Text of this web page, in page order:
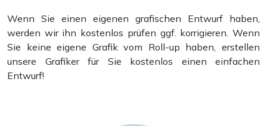
Wenn Sie einen eigenen grafischen Entwurf haben,
werden wir ihn kostenlos prüfen ggf. korrigieren. Wenn
Sie keine eigene Grafik vom Roll-up haben, erstellen
unsere Grafiker für Sie kostenlos einen einfachen
Entwurf!